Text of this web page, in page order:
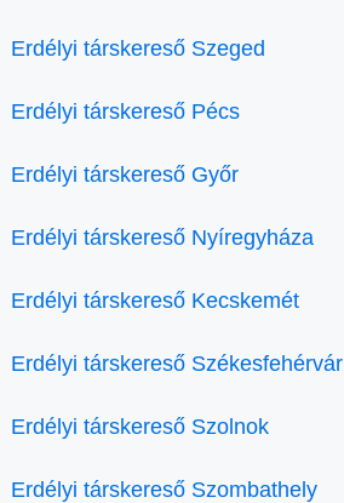
Erdélyi társkereső Szeged
Erdélyi társkereső Pécs
Erdélyi társkereső Győr
Erdélyi társkereső Nyíregyháza
Erdélyi társkereső Kecskemét
Erdélyi társkereső Székesfehérvár
Erdélyi társkereső Szolnok
Erdélyi társkereső Szombathely